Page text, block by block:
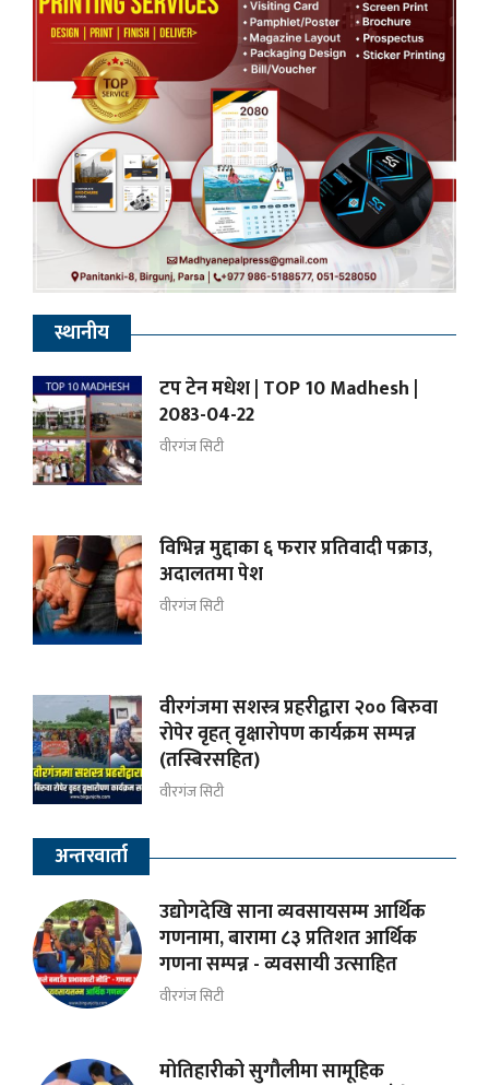
स्थानीय
टप टेन मधेश | TOP 10 Madhesh |
2083-04-22
वीरगंज सिटी
विभिन्न मुद्दाका ६ फरार प्रतिवादी पक्राउ,
अदालतमा पेश
वीरगंज सिटी
वीरगंजमा सशस्त्र प्रहरीद्वारा २०० बिरुवा
रोपेर वृहत् वृक्षारोपण कार्यक्रम सम्पन्न
(तस्बिरसहित)
वीरगंज सिटी
अन्तरवार्ता
उद्योगदेखि साना व्यवसायसम्म आर्थिक
गणनामा, बारामा ८३ प्रतिशत आर्थिक
गणना सम्पन्न - व्यवसायी उत्साहित
वीरगंज सिटी
मोतिहारीको सुगौलीमा सामूहिक